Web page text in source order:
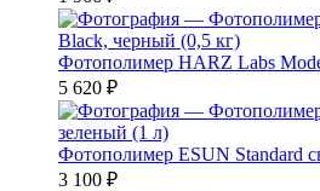
Фотополимер HARZ Labs
5 620 ₽
Фотополимер ESUN Standard
3 100 ₽